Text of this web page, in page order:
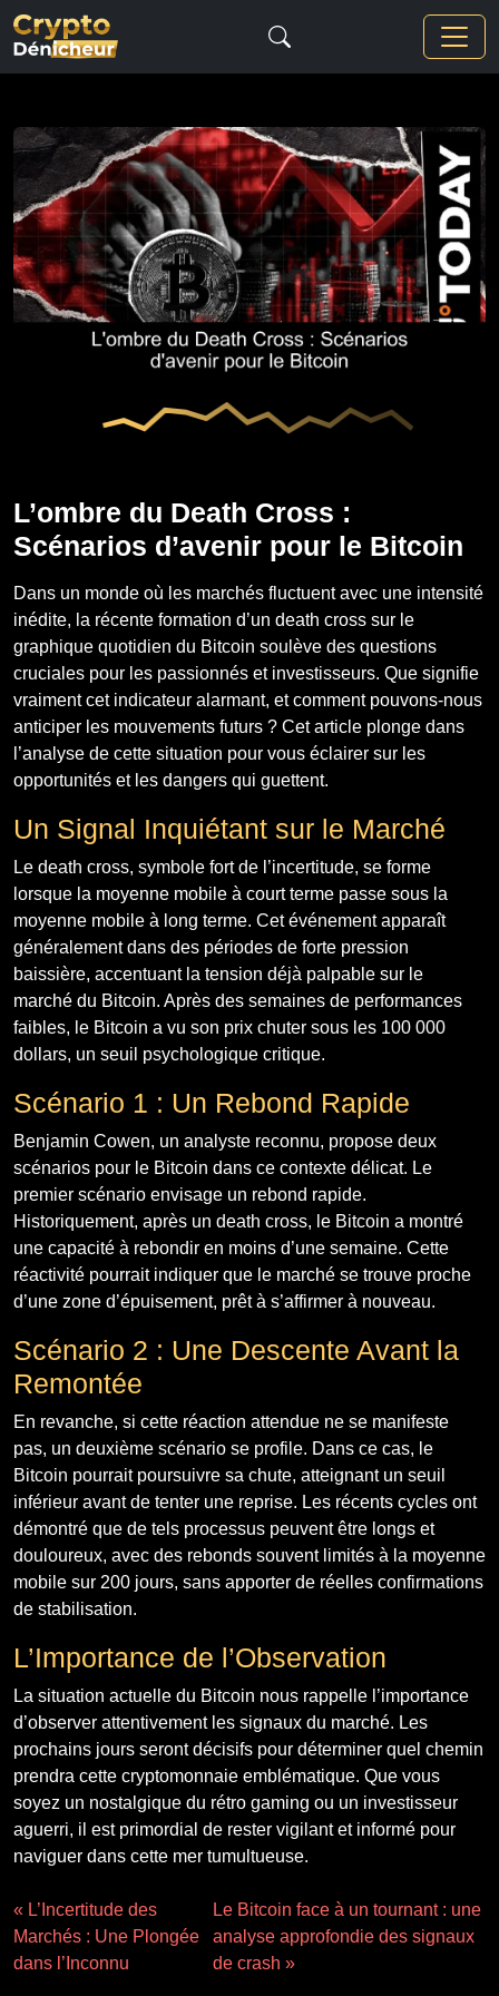
L’ombre du Death Cross :
Scénarios d’avenir pour le Bitcoin
Dans un monde où les marchés fluctuent avec une intensité
inédite, la récente formation d’un death cross sur le
graphique quotidien du Bitcoin soulève des questions
cruciales pour les passionnés et investisseurs. Que signifie
vraiment cet indicateur alarmant, et comment pouvons-nous
anticiper les mouvements futurs ? Cet article plonge dans
l’analyse de cette situation pour vous éclairer sur les
opportunités et les dangers qui guettent.
Un Signal Inquiétant sur le Marché
Le death cross, symbole fort de l’incertitude, se forme
lorsque la moyenne mobile à court terme passe sous la
moyenne mobile à long terme. Cet événement apparaît
généralement dans des périodes de forte pression
baissière, accentuant la tension déjà palpable sur le
marché du Bitcoin. Après des semaines de performances
faibles, le Bitcoin a vu son prix chuter sous les 100 000
dollars, un seuil psychologique critique.
Scénario 1 : Un Rebond Rapide
Benjamin Cowen, un analyste reconnu, propose deux
scénarios pour le Bitcoin dans ce contexte délicat. Le
premier scénario envisage un rebond rapide.
Historiquement, après un death cross, le Bitcoin a montré
une capacité à rebondir en moins d’une semaine. Cette
réactivité pourrait indiquer que le marché se trouve proche
d’une zone d’épuisement, prêt à s’affirmer à nouveau.
Scénario 2 : Une Descente Avant la
Remontée
En revanche, si cette réaction attendue ne se manifeste
pas, un deuxième scénario se profile. Dans ce cas, le
Bitcoin pourrait poursuivre sa chute, atteignant un seuil
inférieur avant de tenter une reprise. Les récents cycles ont
démontré que de tels processus peuvent être longs et
douloureux, avec des rebonds souvent limités à la moyenne
mobile sur 200 jours, sans apporter de réelles confirmations
de stabilisation.
L’Importance de l’Observation
La situation actuelle du Bitcoin nous rappelle l’importance
d’observer attentivement les signaux du marché. Les
prochains jours seront décisifs pour déterminer quel chemin
prendra cette cryptomonnaie emblématique. Que vous
soyez un nostalgique du rétro gaming ou un investisseur
aguerri, il est primordial de rester vigilant et informé pour
naviguer dans cette mer tumultueuse.
« L’Incertitude des
Marchés : Une Plongée
dans l’Inconnu
Le Bitcoin face à un tournant : une
analyse approfondie des signaux
de crash »